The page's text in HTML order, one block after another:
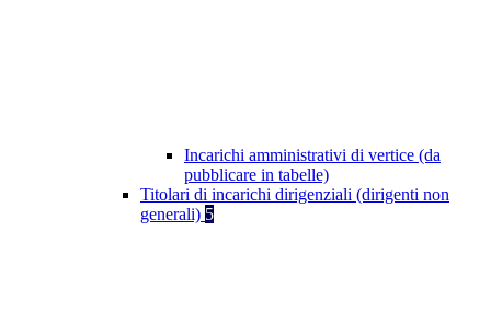
Incarichi amministrativi di vertice (da
pubblicare in tabelle)
Titolari di incarichi dirigenziali (dirigenti non
generali) 5